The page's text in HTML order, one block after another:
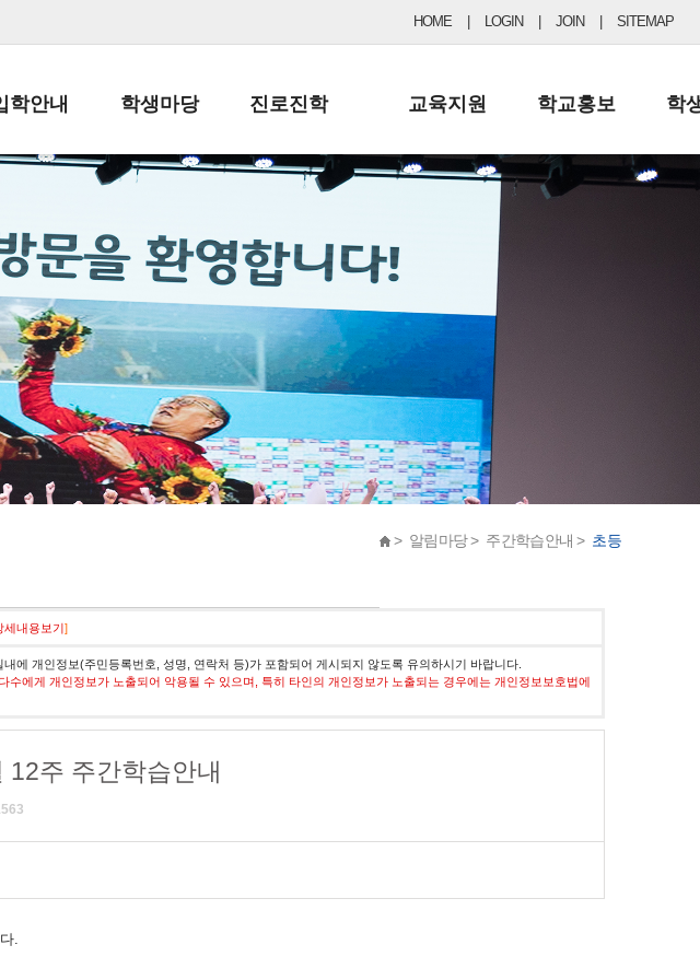
HOME LOGIN JOIN SITEMAP
학안내
-편입 서류양식
금/수업료
구입안내
학생마당
학생생활규정
학교신문
자율진로동아리
유초등 소식지
진로진학
공지사항 및 입시자료
드림레터
교육지원
행정실
학교운영위원회
학교건축기금
학교홍보
보도자료
학
> 알림마당 > 주간학습안내 > 초등
세내용보기]
에 개인정보(주민등록번호, 성명, 연락처 등)가 포함되어 게시되지 않도록 유의하시기 바랍니다.
수에게 개인정보가 노출되어 악용될 수 있으며, 특히 타인의 개인정보가 노출되는 경우에는 개인정보보호법에
주 주간학습안내
.